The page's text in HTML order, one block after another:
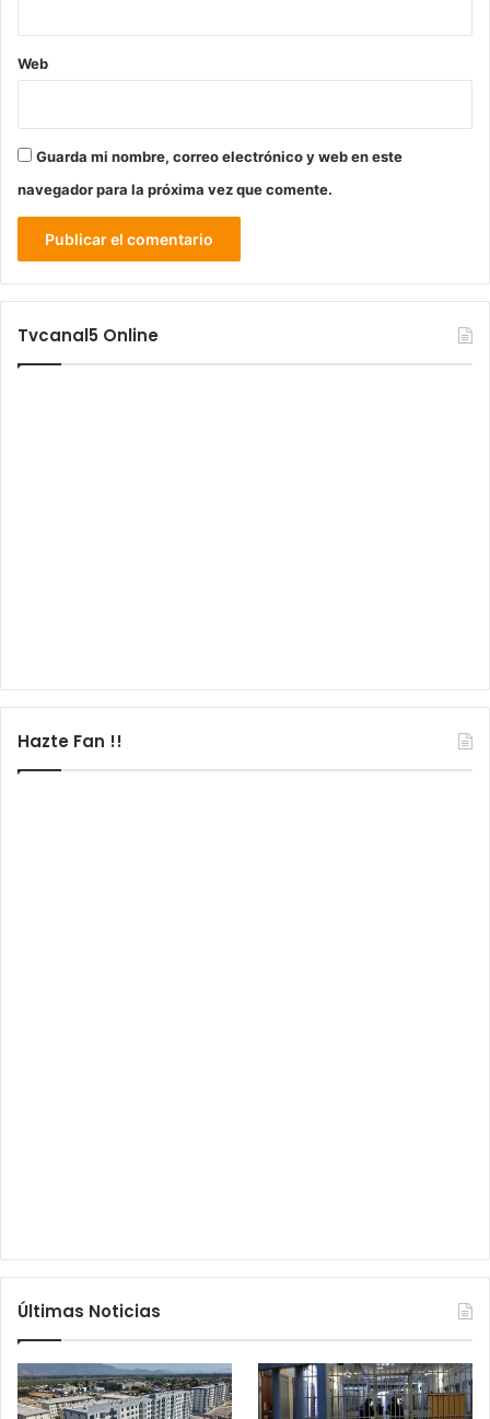
Web
Guarda mi nombre, correo electrónico y web en este
navegador para la próxima vez que comente.
Tvcanal5 Online
Hazte Fan !!
Últimas Noticias